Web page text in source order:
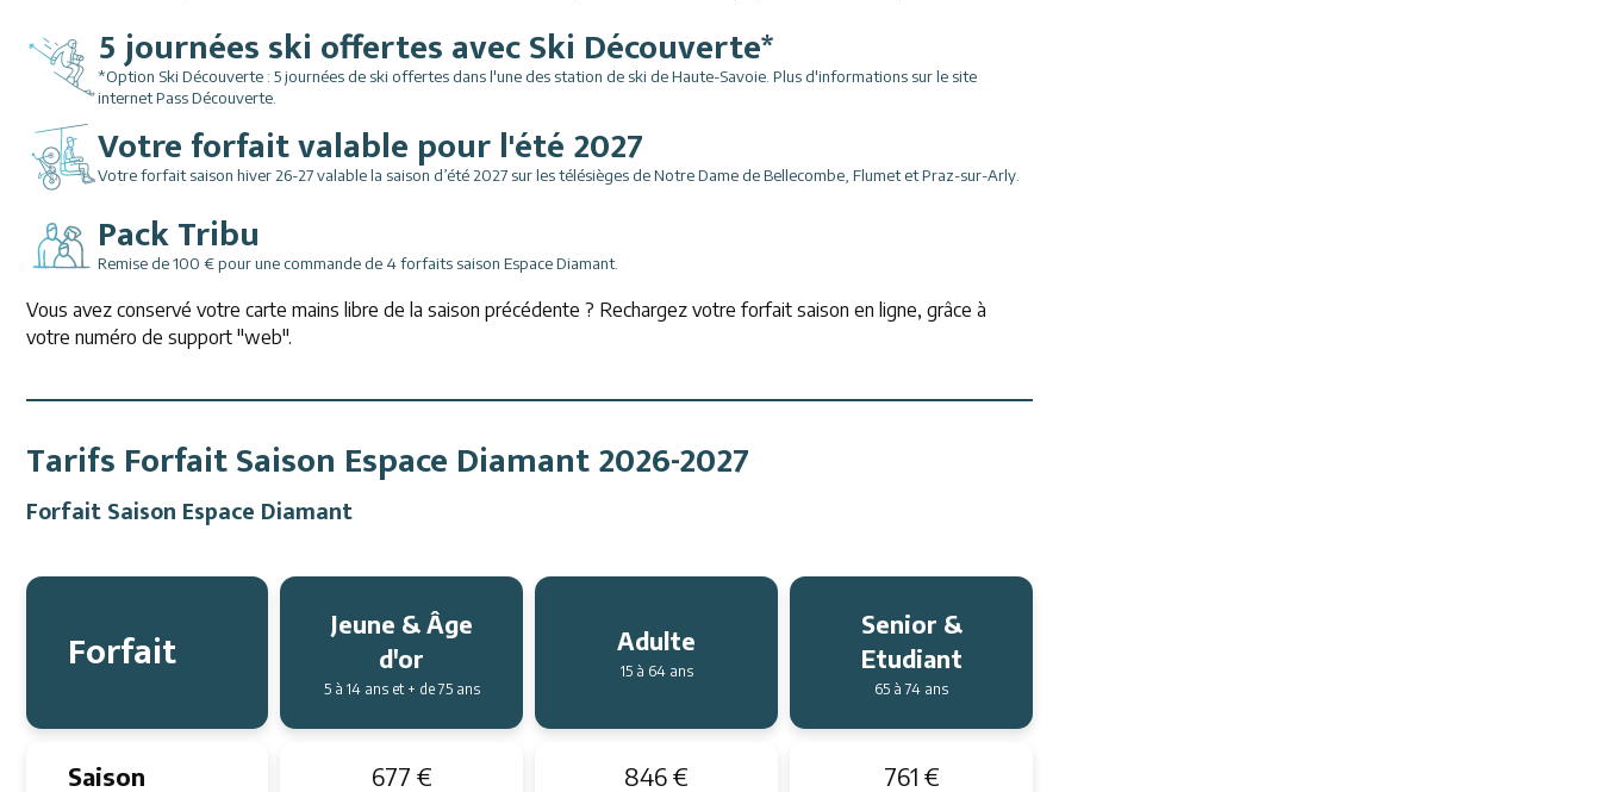
5 journées ski offertes avec Ski Découverte*
*Option Ski Découverte : 5 journées de ski offertes dans l'une des station de ski de Haute-Savoie. Plus d'informations sur le site
internet Pass Découverte.
Votre forfait valable pour l'été 2027
Votre forfait saison hiver 26-27 valable la saison d’été 2027 sur les télésièges de Notre Dame de Bellecombe, Flumet et Praz-sur-Arly.
Pack Tribu
Remise de 100 € pour une commande de 4 forfaits saison Espace Diamant.
Vous avez conservé votre carte mains libre de la saison précédente ? Rechargez votre forfait saison en ligne, grâce à
votre numéro de support "web".
Tarifs Forfait Saison Espace Diamant2026-2027
Forfait Saison Espace Diamant
Forfait
Jeune & Âge
d'or
5 à 14 ans et + de 75 ans
Adulte
15 à 64 ans
Senior &
Etudiant
65 à 74 ans
Saison 677 € 846 € 761 €